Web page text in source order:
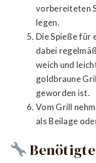
vorbereiteten
legen.
Die Spieße für
dabei
weich und
goldbraune
geworden ist.
Vom Grill
als Beilage